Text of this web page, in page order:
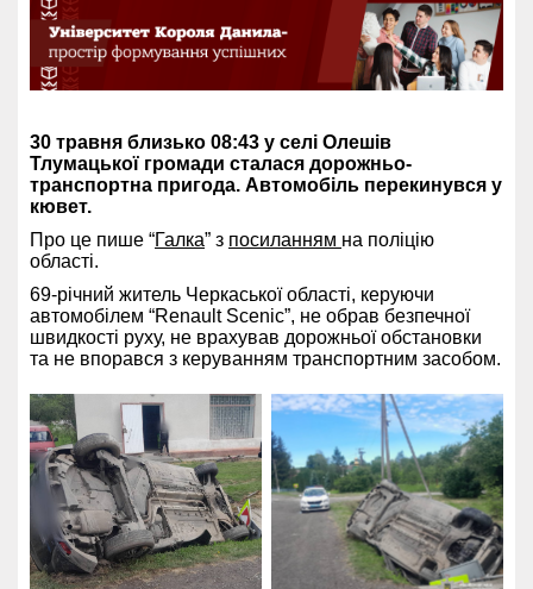
30 травня близько 08:43 у селі Олешів
Тлумацької громади сталася дорожньо-
транспортна пригода. Автомобіль перекинувся у
кювет.
Про це пише “Галка” з посиланням на поліцію
області.
69-річний житель Черкаської області, керуючи
автомобілем “Renault Scenic”, не обрав безпечної
швидкості руху, не врахував дорожньої обстановки
та не впорався з керуванням транспортним засобом.